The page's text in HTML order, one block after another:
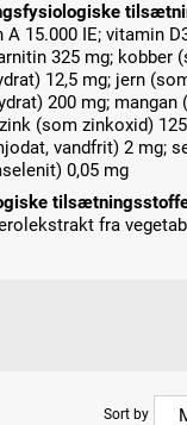
A 15.000 IE; vitamin
325 mg; kobber
12,5 mg; jern
200 mg; mangan
(som zinkoxid)
vandfrit) 2 mg;
0,05 mg
fra
Sort by